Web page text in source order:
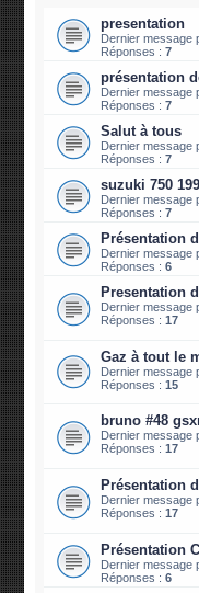
presentation
Dernier message
Réponses :7
présentation
Dernier message
Réponses :7
Salut à tous
Dernier message
Réponses :7
suzuki 750
Dernier message
Réponses :7
Présentation
Dernier message
Réponses :6
Presentation
Dernier message
Réponses :17
Gaz à tout le
Dernier message
Réponses :15
bruno #48
Dernier message
Réponses :17
Présentation
Dernier message
Réponses :17
Présentation
Dernier message
Réponses :6